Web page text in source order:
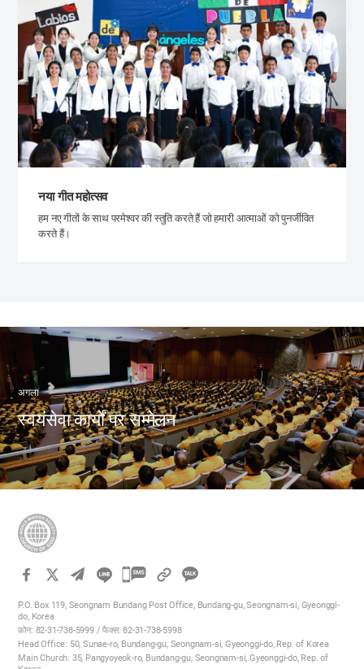
नया गीत महोत्सव
हम नए गीतों के साथ परमेश्वर की स्तुति करते हैं जो हमारी आत्माओं को पुनर्जीवित
करते हैं।
अगला
स्वयंसेवा कार्यों पर सम्मेलन
카
오
톡
공
P.O. Box 119, Seongnam Bundang Post Office, Bundang-gu, Seongnam-si, Gyeonggi-
do, Korea
फ़ोन: 82-31-738-5999 / फैक्स: 82-31-738-5998
Head Office: 50, Sunae-ro, Bundang-gu, Seongnam-si, Gyeonggi-do, Rep. of Korea
Main Church: 35, Pangyoyeok-ro, Bundang-gu, Seongnam-si, Gyeonggi-do, Rep. of